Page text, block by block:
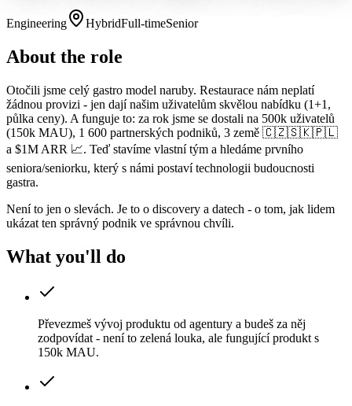
Engineering HybridFull-timeSenior
About the role
Otočili jsme celý gastro model naruby. Restaurace nám neplatí
žádnou provizi - jen dají našim uživatelům skvělou nabídku (1+1,
půlka ceny). A funguje to: za rok jsme se dostali na 500k uživatelů
(150k MAU), 1 600 partnerských podniků, 3 země 🇨🇿🇸🇰🇵🇱
a $1M ARR 📈. Teď stavíme vlastní tým a hledáme prvního
seniora/seniorku, který s námi postaví technologii budoucnosti
gastra.
Není to jen o slevách. Je to o discovery a datech - o tom, jak lidem
ukázat ten správný podnik ve správnou chvíli.
What you'll do
Převezmeš vývoj produktu od agentury a budeš za něj
zodpovídat - není to zelená louka, ale fungující produkt s
150k MAU.